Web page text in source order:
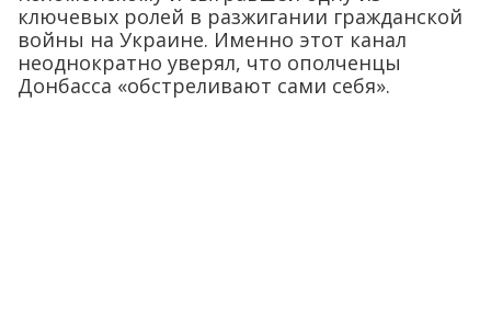
ключевых ролей в разжигании гражданской
войны на Украине. Именно этот канал
неоднократно уверял, что ополченцы
Донбасса «обстреливают сами себя».